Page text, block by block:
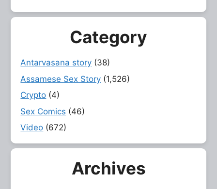
Category
Antarvasana story (38)
Assamese Sex Story (1,526)
Crypto (4)
Sex Comics (46)
Video (672)
Archives